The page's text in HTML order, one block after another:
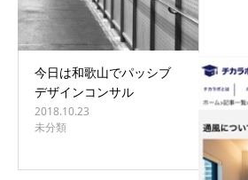
今日は和歌山でパッシブ
デザインコンサル
2018.10.23
未分類